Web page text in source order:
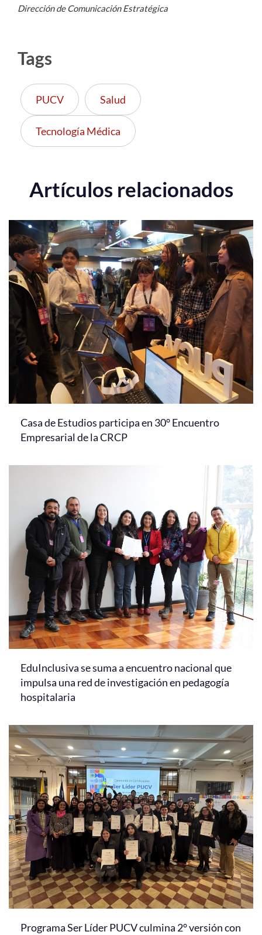
Dirección de Comunicación Estratégica
Tags
PUCV Salud
Tecnología Médica
Artículos relacionados
Casa de Estudios participa en 30° Encuentro
Empresarial de la CRCP
EduInclusiva se suma a encuentro nacional que
impulsa una red de investigación en pedagogía
hospitalaria
Programa Ser Líder PUCV culmina 2° versión con